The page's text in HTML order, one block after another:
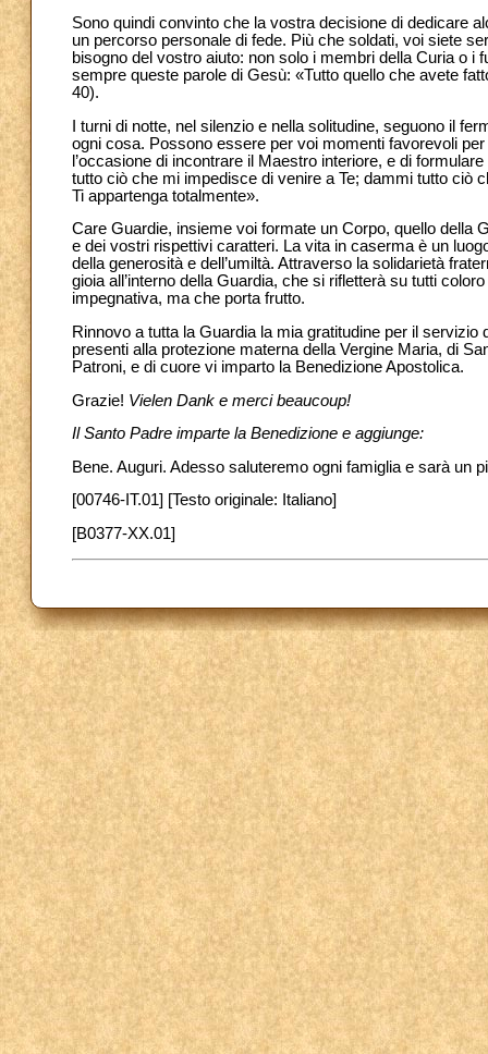
Sono quindi convinto che la vostra decisione di dedicare
un percorso personale di fede. Più che soldati, voi siete
bisogno del vostro aiuto: non solo i membri della Curia o i
sempre queste parole di Gesù: «Tutto quello che avete
40).
I turni di notte, nel silenzio e nella solitudine, seguono il
ogni cosa. Possono essere per voi momenti favorevoli
l’occasione di incontrare il Maestro interiore, e di
tutto ciò che mi impedisce di venire a Te; dammi tutto ciò
Ti appartenga totalmente».
Care Guardie, insieme voi formate un Corpo, quello della
e dei vostri rispettivi caratteri. La vita in caserma è un
della generosità e dell’umiltà. Attraverso la solidarietà
gioia all’interno della Guardia, che si rifletterà su tutti
impegnativa, ma che porta frutto.
Rinnovo a tutta la Guardia la mia gratitudine per il
presenti alla protezione materna della Vergine Maria, di
Patroni, e di cuore vi imparto la Benedizione Apostolica.
Grazie! Vielen Dank e merci beaucoup!
Il Santo Padre imparte la Benedizione e aggiunge:
Bene. Auguri. Adesso saluteremo ogni famiglia e sarà un
[00746-IT.01] [Testo originale: Italiano]
[B0377-XX.01]